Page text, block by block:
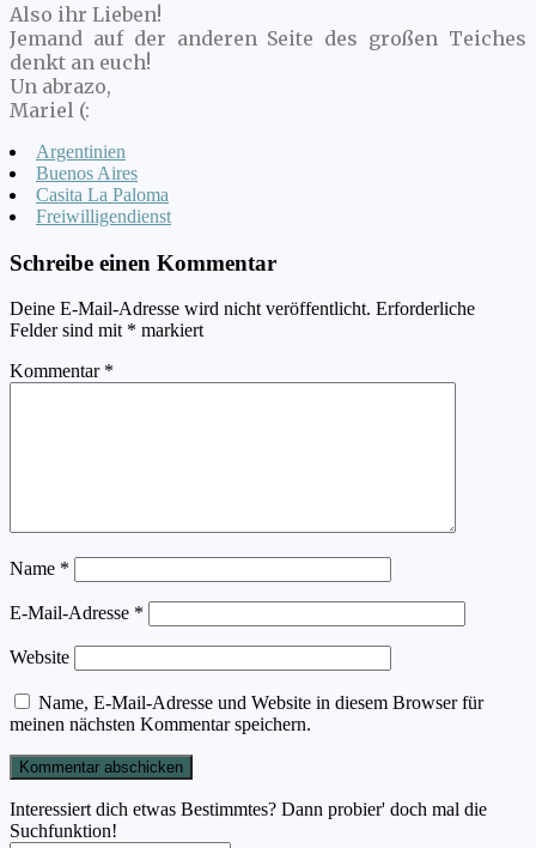
Also ihr Lieben!
Jemand auf der anderen Seite des großen Teiches
denkt an euch!
Un abrazo,
Mariel (:
Argentinien
Buenos Aires
Casita La Paloma
Freiwilligendienst
Schreibe einen Kommentar
Deine E-Mail-Adresse wird nicht veröffentlicht. Erforderliche
Felder sind mit * markiert
Kommentar *
Name *
E-Mail-Adresse *
Website
Name, E-Mail-Adresse und Website in diesem Browser für
meinen nächsten Kommentar speichern.
Interessiert dich etwas Bestimmtes? Dann probier' doch mal die
Suchfunktion!